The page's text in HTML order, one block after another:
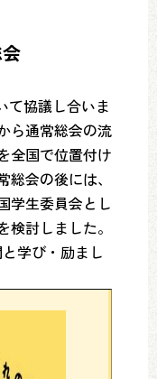
て協議し合いま
ら通常総会の流
全国で位置付け
会の後には、
学生委員会とし
討しました。
学び・励まし